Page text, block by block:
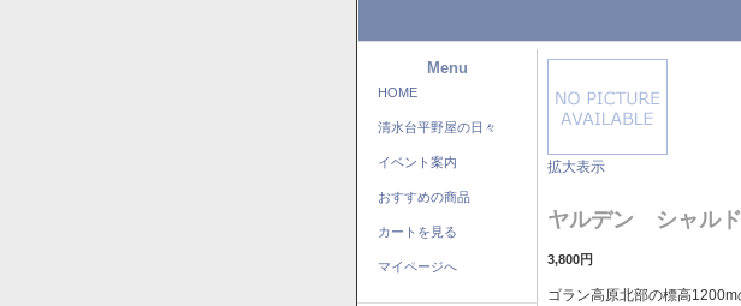
Menu
HOME
清水台平野屋の日々
イベント案内
おすすめの商品
カートを見る
マイページへ
拡大表示
ヤルデン シャル
3,800円
ゴラン高原北部の標高